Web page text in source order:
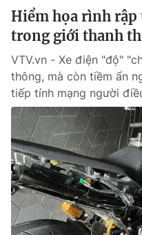
VTV9
Liên hệ tòa soạn
THỜI BÁO VTV
Theo dõi báo trên
Cơ quan chủ quản:Đài
Cơ quan báo chí:Thời báo
Hiểm họa rình
trong giới thanh
VTV.vn - Xe điện "độ"
thông, mà còn tiềm ẩn
tiếp tính mạng người